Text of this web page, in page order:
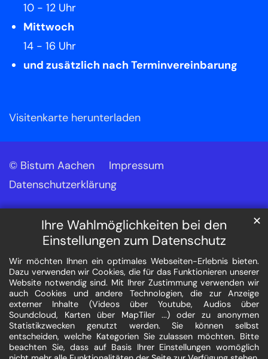
Ihre Wahlmöglichkeiten bei den
Einstellungen zum Datenschutz
Wir möchten Ihnen ein optimales Webseiten-Erlebnis bieten.
Dazu verwenden wir Cookies, die für das Funktionieren unserer
Website notwendig sind. Mit Ihrer Zustimmung verwenden wir
auch Cookies und andere Technologien, die zur Anzeige
externer Inhalte (Videos über Youtube, Audios über
Soundcloud, Karten über MapTiler ...) oder zu anonymen
Statistikzwecken genutzt werden. Sie können selbst
entscheiden, welche Kategorien Sie zulassen möchten. Bitte
beachten Sie, dass auf Basis Ihrer Einstellungen womöglich
✕
10 - 12 Uhr
Mittwoch
14 - 16 Uhr
und zusätzlich nach Terminvereinbarung
Visitenkarte herunterladen
© Bistum Aachen
Impressum
Datenschutzerklärung